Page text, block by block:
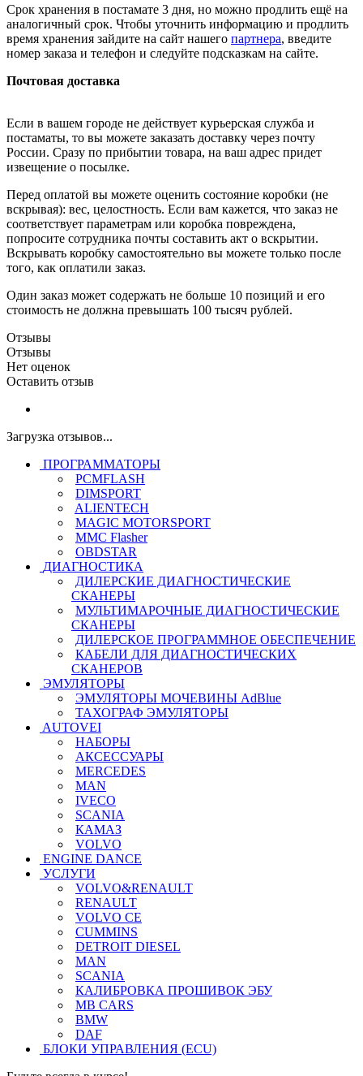
Срок хранения в постамате 3 дня, но можно продлить ещё на
аналогичный срок. Чтобы уточнить информацию и продлить
время хранения зайдите на сайт нашего партнера, введите
номер заказа и телефон и следуйте подсказкам на сайте.
Почтовая доставка
Если в вашем городе не действует курьерская служба и
постаматы, то вы можете заказать доставку через почту
России. Сразу по прибытии товара, на ваш адрес придет
извещение о посылке.
Перед оплатой вы можете оценить состояние коробки (не
вскрывая): вес, целостность. Если вам кажется, что заказ не
соответствует параметрам или коробка повреждена,
попросите сотрудника почты составить акт о вскрытии.
Вскрывать коробку самостоятельно вы можете только после
того, как оплатили заказ.
Один заказ может содержать не больше 10 позиций и его
стоимость не должна превышать 100 тысяч рублей.
Отзывы
Отзывы
Нет оценок
Оставить отзыв
Загрузка отзывов...
ПРОГРАММАТОРЫ
PCMFLASH
DIMSPORT
ALIENTECH
MAGIC MOTORSPORT
MMC Flasher
OBDSTAR
ДИАГНОСТИКА
ДИЛЕРСКИЕ ДИАГНОСТИЧЕСКИЕ
СКАНЕРЫ
МУЛЬТИМАРОЧНЫЕ ДИАГНОСТИЧЕСКИЕ
СКАНЕРЫ
ДИЛЕРСКОЕ ПРОГРАММНОЕ ОБЕСПЕЧЕНИЕ
КАБЕЛИ ДЛЯ ДИАГНОСТИЧЕСКИХ
СКАНЕРОВ
ЭМУЛЯТОРЫ
ЭМУЛЯТОРЫ МОЧЕВИНЫ АdBlue
ТАХОГРАФ ЭМУЛЯТОРЫ
AUTOVEI
НАБОРЫ
АКСЕССУАРЫ
MERCEDES
MAN
IVECO
SCANIA
КАМАЗ
VOLVO
ENGINE DANCE
УСЛУГИ
VOLVO&RENAULT
RENAULT
VOLVO CE
CUMMINS
DETROIT DIESEL
MAN
SCANIA
КАЛИБРОВКА ПРОШИВОК ЭБУ
MB CARS
BMW
DAF
БЛОКИ УПРАВЛЕНИЯ (ECU)